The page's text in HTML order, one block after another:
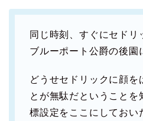
同じ時刻、すぐにセドリ
ブルーポート公爵の後園
どうせセドリックに顔を
とが無駄だということを
標設定をここにしておい